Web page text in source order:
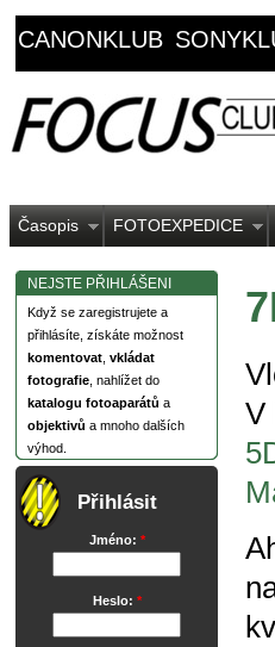
CANONKLUB
Časopis FOTOEXPEDICE
NEJSTE PŘIHLÁŠENI
Když se zaregistrujete a
přihlásíte, získáte možnost
komentovat vkládat
fotografie , nahlížet do
katalogu fotoaparátů a
objektivů a mnoho dalších
výhod.
Přihlásit
Jméno: *
Heslo: *
V